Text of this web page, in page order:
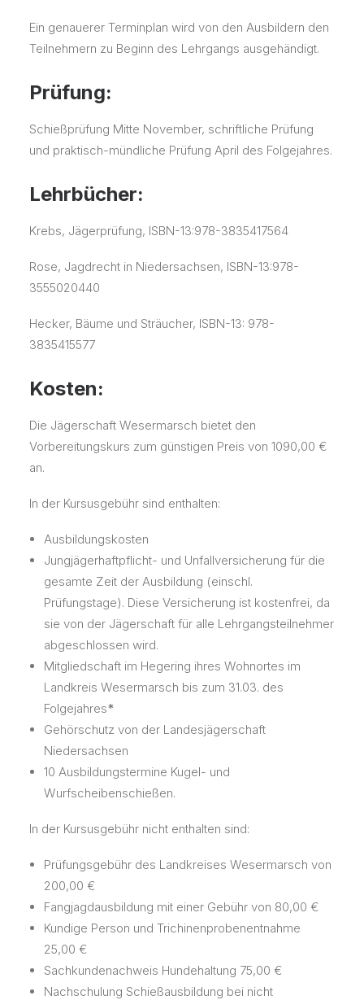
Ein genauerer Terminplan wird von den Ausbildern den
Teilnehmern zu Beginn des Lehrgangs ausgehändigt.
Prüfung:
Schießprüfung Mitte November, schriftliche Prüfung
und praktisch-mündliche Prüfung April des Folgejahres.
Lehrbücher:
Krebs, Jägerprüfung, ISBN-13:978-3835417564
Rose, Jagdrecht in Niedersachsen, ISBN-13:978-
3555020440
Hecker, Bäume und Sträucher, ISBN-13: 978-
3835415577
Kosten:
Die Jägerschaft Wesermarsch bietet den
Vorbereitungskurs zum günstigen Preis von 1090,00 €
an.
In der Kursusgebühr sind enthalten:
Ausbildungskosten
Jungjägerhaftpflicht- und Unfallversicherung für die
gesamte Zeit der Ausbildung (einschl.
Prüfungstage). Diese Versicherung ist kostenfrei, da
sie von der Jägerschaft für alle Lehrgangsteilnehmer
abgeschlossen wird.
Mitgliedschaft im Hegering ihres Wohnortes im
Landkreis Wesermarsch bis zum 31.03. des
Folgejahres*
Gehörschutz von der Landesjägerschaft
Niedersachsen
10 Ausbildungstermine Kugel- und
Wurfscheibenschießen.
In der Kursusgebühr nicht enthalten sind:
Prüfungsgebühr des Landkreises Wesermarsch von
200,00 €
Fangjagdausbildung mit einer Gebühr von 80,00 €
Kundige Person und Trichinenprobenentnahme
25,00 €
Sachkundenachweis Hundehaltung 75,00 €
Nachschulung Schießausbildung bei nicht